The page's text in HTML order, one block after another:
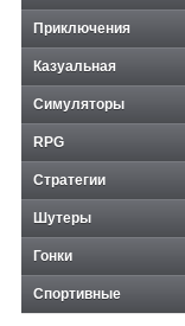
Приключения
Казуальная
Симуляторы
RPG
Стратегии
Шутеры
Гонки
Спортивные